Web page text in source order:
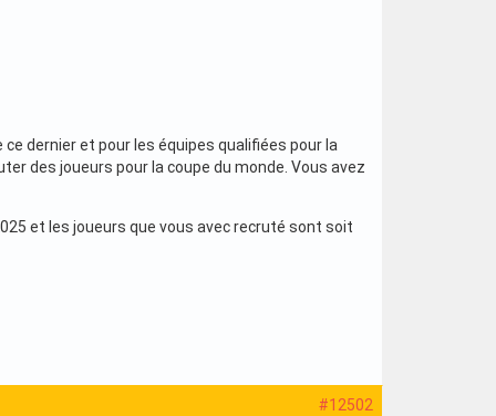
ce dernier et pour les équipes qualifiées pour la
des joueurs pour la coupe du monde. Vous avez
et les joueurs que vous avec recruté sont soit
#12502